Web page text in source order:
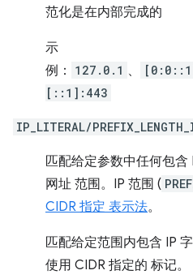
范化是在内部完成的
示
例：
127.0.1 、
[::1]:443
IP_LITERAL/
匹配给定参数中任何包含
网址 范围。IP 范围 (
CIDR 指定 表示法。
匹配给定范围内包含 IP
使用 CIDR 指定的 标记。